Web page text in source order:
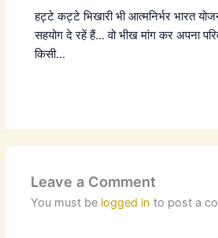
हट्टे कट्टे भिखारी भी आत्मनिर्भर भारत
सहयोग दे रहें हैं… वो भीख मांग कर अपना
किसी…
Leave a Comment
You must be logged in to post a